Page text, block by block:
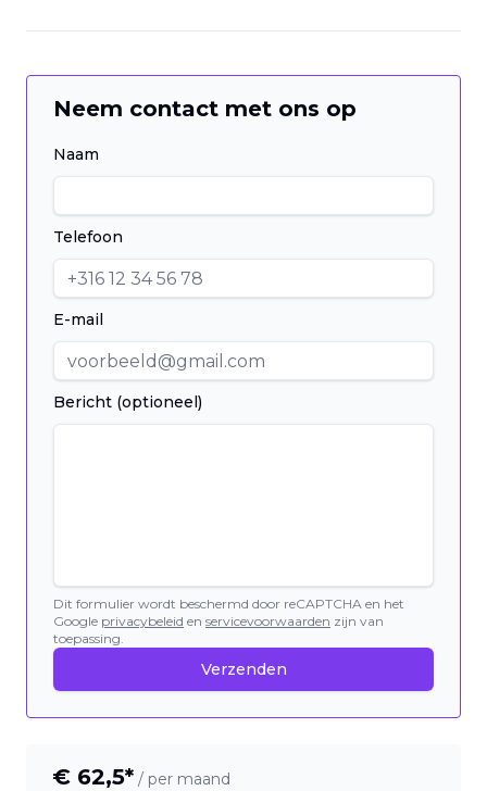
Neem contact met ons op
Naam
Telefoon
E-mail
Bericht (optioneel)
Dit formulier wordt beschermd door reCAPTCHA en het
Google privacybeleid en servicevoorwaarden zijn van
toepassing.
Verzenden
€ 62,5* / per maand